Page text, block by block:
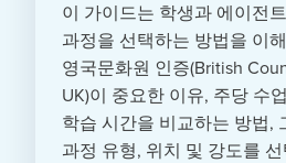
이 가이드는 학생과 에이전
과정을 선택하는 방법을 이
영국문화원 인증(British
UK)이 중요한 이유, 주당 수
학습 시간을 비교하는 방법,
과정 유형, 위치 및 강도를